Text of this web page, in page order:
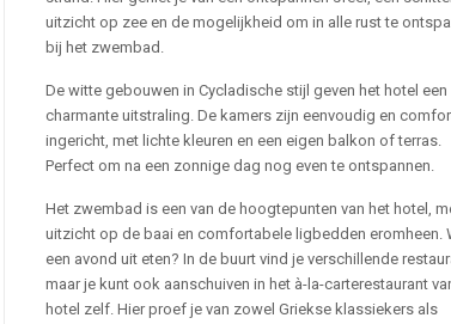
uitzicht op zee en de mogelijkheid om in alle rust te
bij het zwembad.
De witte gebouwen in Cycladische stijl geven het hotel een
charmante uitstraling. De kamers zijn eenvoudig en
ingericht, met lichte kleuren en een eigen balkon of terras.
Perfect om na een zonnige dag nog even te ontspannen.
Het zwembad is een van de hoogtepunten van het hotel,
uitzicht op de baai en comfortabele ligbedden eromheen.
een avond uit eten? In de buurt vind je verschillende
maar je kunt ook aanschuiven in het à-la-carterestaurant
hotel zelf. Hier proef je van zowel Griekse klassiekers als